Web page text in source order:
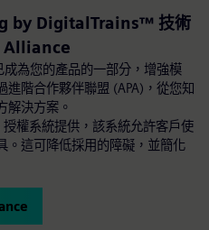
by DigitalTrains™ 技術
Alliance
為您的產品的一部分，增強模
階合作夥伴聯盟 (APA)，從您知
解決方案。
權系統提供，該系統允許客戶使
。這可降低採用的障礙，並簡化